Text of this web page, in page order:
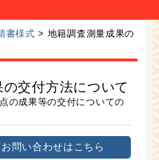
書様式 > 地籍調査測量成果の
交付方法について
の成果等の交付についての
お問い合わせはこちら